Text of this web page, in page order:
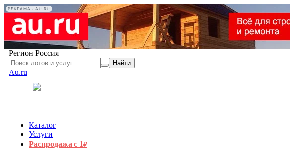
РЕКЛАМА • AU.RU
Регион Россия
Найти
Au.ru
Каталог
Услуги
Распродажа с 1₽